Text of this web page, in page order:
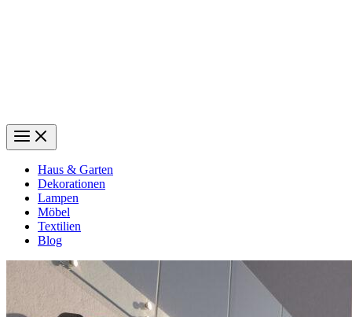
Haus & Garten
Dekorationen
Lampen
Möbel
Textilien
Blog